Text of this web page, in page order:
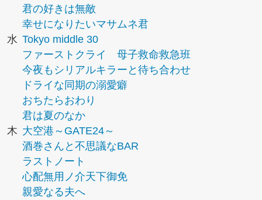
君の好きは無敵
幸せになりたいマサムネ君
水 Tokyo middle 30
ファーストクライ 母子救命救急班
今夜もシリアルキラーと待ち合わせ
ドライな同期の溺愛癖
おちたらおわり
君は夏のなか
木 大空港～GATE24～
酒巻さんと不思議なBAR
ラストノート
心配無用ノ介天下御免
親愛なる夫へ